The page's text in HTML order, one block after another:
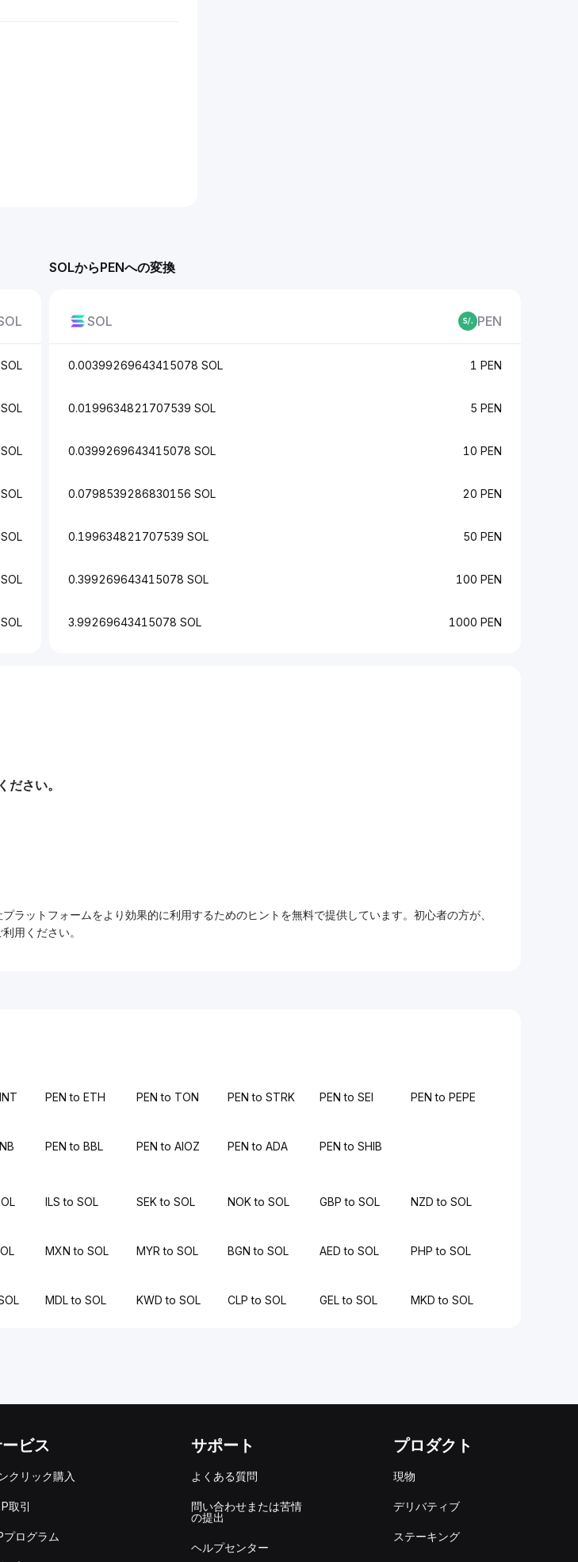
SOLからPENへの変換
SOL PEN
0.00399269643415078 SOL 1 PEN
0.0199634821707539 SOL 5 PEN
0.0399269643415078 SOL 10 PEN
0.0798539286830156 SOL 20 PEN
0.199634821707539 SOL 50 PEN
0.399269643415078 SOL 100 PEN
3.99269643415078 SOL 1000 PEN
さい。
ットフォームをより効果的に利用するためのヒントを無料で提供しています。初心者の方が、
用ください。
PEN to ETH PEN to TON PEN to STRK PEN to SEI PEN to PEPE
PEN to BBL PEN to AIOZ PEN to ADA PEN to SHIB
ILS to SOL SEK to SOL NOK to SOL GBP to SOL NZD to SOL
MXN to SOL MYR to SOL BGN to SOL AED to SOL PHP to SOL
MDL to SOL KWD to SOL CLP to SOL GEL to SOL MKD to SOL
ビス
クリック購入
取引
プログラム
サポート
よくある質問
問い合わせまたは苦情
の提出
ヘルプセンター
プロダクト
現物
デリバティブ
ステーキング